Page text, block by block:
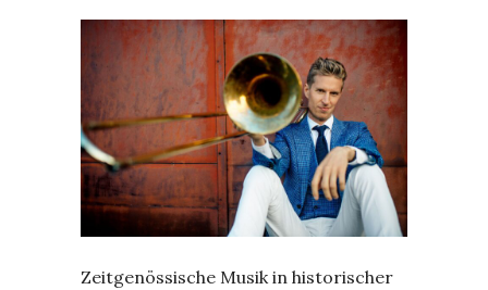
Zeitgenössische Musik in historischer